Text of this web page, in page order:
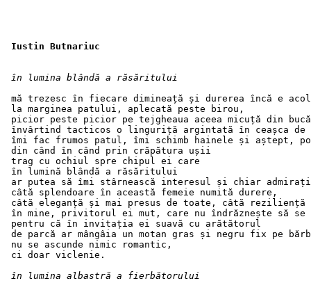
Iustin Butnariuc
în lumina blândă a răsăritului
mă trezesc în fiecare dimineață și durerea încă e
la marginea patului, aplecată peste birou,
picior peste picior pe tejgheaua aceea micuță din
învârtind tacticos o linguriță argintată în ceașca de
îmi fac frumos patul, îmi schimb hainele și aștept,
din când în când prin crăpătura ușii
trag cu ochiul spre chipul ei care
în lumină blândă a răsăritului
ar putea să îmi stârnească interesul și chiar
câtă splendoare în această femeie numită durere,
câtă eleganță și mai presus de toate, câtă reziliență
în mine, privitorul ei mut, care nu îndrăznește să se
pentru că în invitația ei suavă cu arătătorul
de parcă ar mângâia un motan gras și negru fix pe
nu se ascunde nimic romantic,
ci doar viclenie.
în lumina albastră a fierbătorului